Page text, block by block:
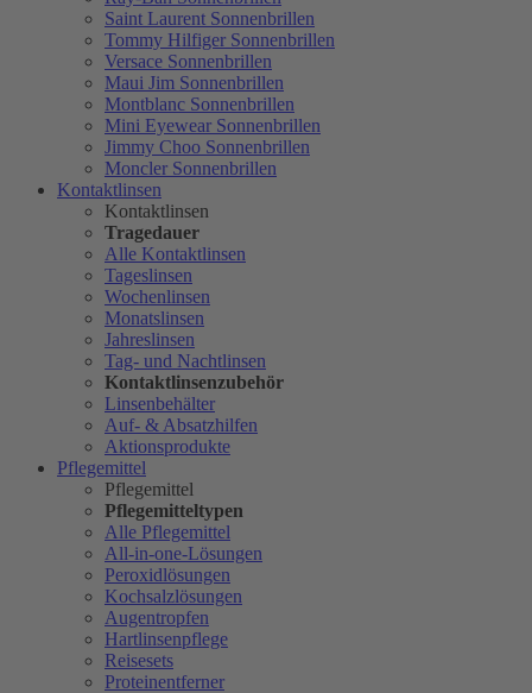
Saint Laurent Sonnenbrillen
Tommy Hilfiger Sonnenbrillen
Versace Sonnenbrillen
Maui Jim Sonnenbrillen
Montblanc Sonnenbrillen
Mini Eyewear Sonnenbrillen
Jimmy Choo Sonnenbrillen
Moncler Sonnenbrillen
Kontaktlinsen
Kontaktlinsen
Tragedauer
Alle Kontaktlinsen
Tageslinsen
Wochenlinsen
Monatslinsen
Jahreslinsen
Tag- und Nachtlinsen
Kontaktlinsenzubehör
Linsenbehälter
Auf- & Absatzhilfen
Aktionsprodukte
Pflegemittel
Pflegemittel
Pflegemitteltypen
Alle Pflegemittel
All-in-one-Lösungen
Peroxidlösungen
Kochsalzlösungen
Augentropfen
Hartlinsenpflege
Reisesets
Proteinentferner